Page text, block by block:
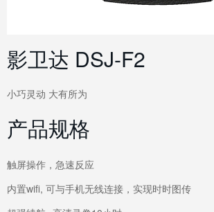
影卫达 DSJ-F2
小巧灵动 大有所为
产品规格
触屏操作，急速反应
内置wifi, 可与手机无线连接，实现时时图传